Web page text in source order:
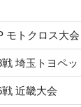
モトクロス大会
埼玉トヨペッ
近畿大会